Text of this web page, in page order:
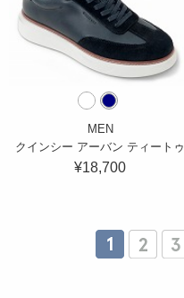
MEN
クインシー アーバン ティートゥ
¥18,700